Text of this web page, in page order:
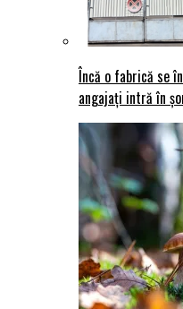
Încă o fabrică se
angajați intră în